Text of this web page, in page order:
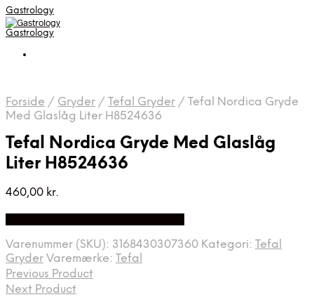
Gastrology
Gastrology
Forside / Gryder / Tefal Gryder / Tefal Nordica Gryde
Med Glaslåg Liter H8524636
Tefal Nordica Gryde Med Glaslåg
Liter H8524636
460,00 kr.
Varenummer (SKU): 3168430307360 Kategori: Tefal
Gryder Varemærke: Tefal
Previous Product
Next Product